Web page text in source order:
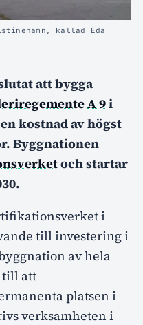
kallad Eda
att bygga
A 9i
kostnad av högst
Byggnationen
och startar
i
till investering i
av hela
till att
platsen i
verksamheten i